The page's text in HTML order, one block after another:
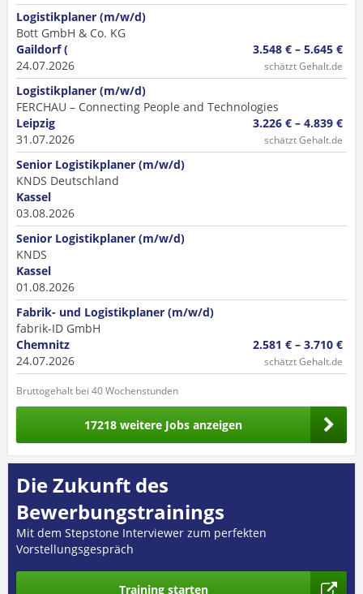
Logistikplaner (m/w/d)
Bott GmbH & Co. KG
Gaildorf (
24.07.2026
3.548 € – 5.645 €
schätzt Gehalt.de
Logistikplaner (m/w/d)
FERCHAU – Connecting People and Technologies
Leipzig
31.07.2026
3.226 € – 4.839 €
schätzt Gehalt.de
Senior Logistikplaner (m/w/d)
KNDS Deutschland
Kassel
03.08.2026
Senior Logistikplaner (m/w/d)
KNDS
Kassel
01.08.2026
Fabrik- und Logistikplaner (m/w/d)
fabrik-ID GmbH
Chemnitz
24.07.2026
2.581 € – 3.710 €
schätzt Gehalt.de
Bruttogehalt bei 40 Wochenstunden
17218 weitere Jobs anzeigen
Die Zukunft des
Bewerbungstrainings
Mit dem Stepstone Interviewer zum perfekten
Vorstellungsgespräch
Training starten